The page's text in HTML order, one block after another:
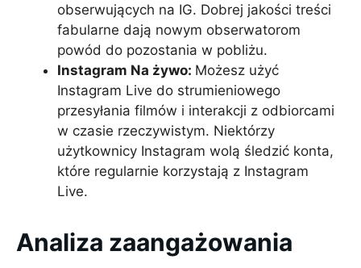
obserwujących na IG. Dobrej jakości treści
fabularne dają nowym obserwatorom
powód do pozostania w pobliżu.
Instagram Na żywo: Możesz użyć
Instagram Live do strumieniowego
przesyłania filmów i interakcji z odbiorcami
w czasie rzeczywistym. Niektórzy
użytkownicy Instagram wolą śledzić konta,
które regularnie korzystają z Instagram
Live.
Analiza zaangażowania